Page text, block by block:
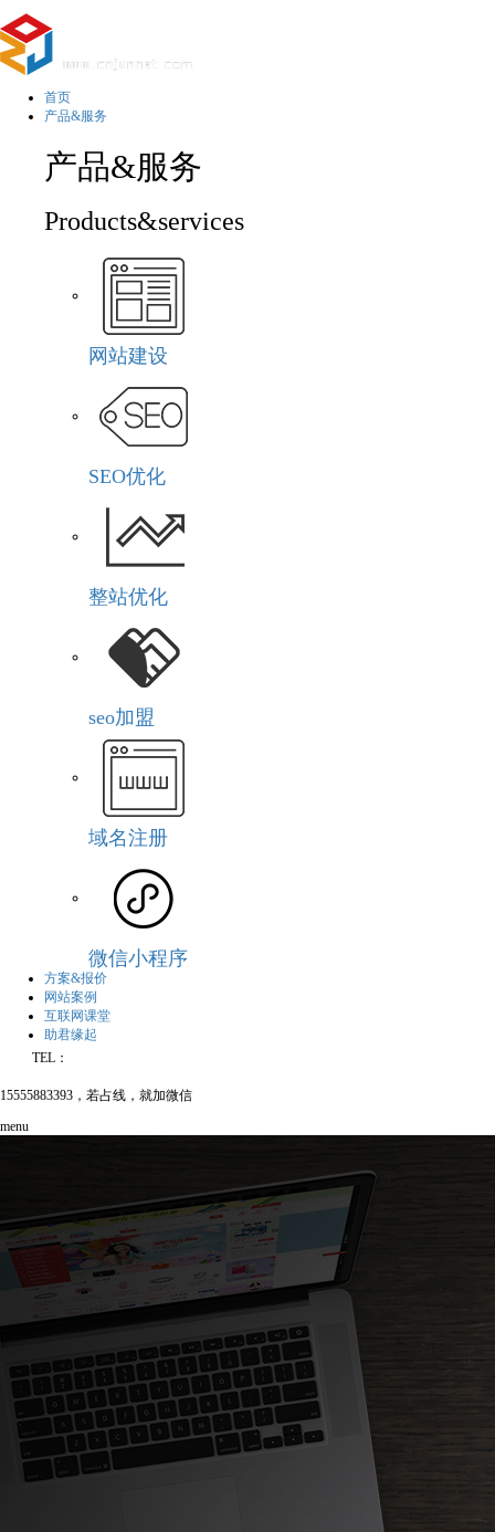
首页
产品&服务
产品&服务
Products&services
网站建设
SEO优化
整站优化
seo加盟
域名注册
微信小程序
方案&报价
网站案例
互联网课堂
助君缘起
TEL：
15555883393，若占线，就加微信
menu